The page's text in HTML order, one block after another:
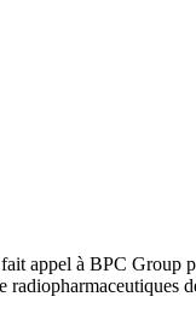
appel à BPC Group